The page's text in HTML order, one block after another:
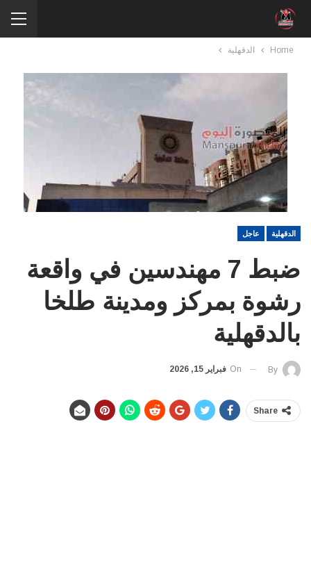
Home الدقهلية
الدقهلية عاجل
ضبط 7 مهندسين في واقعة
رشوة بمركز ومدينة طلخا
بالدقهلية
By
On فبراير 15, 2026
Share